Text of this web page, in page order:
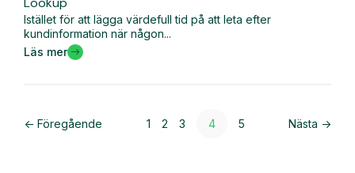
Istället för att lägga värdefull tid på att leta efter
kundinformation när någon...
Läs mer
<- Föregående 1 2 3 4 5 Nästa ->